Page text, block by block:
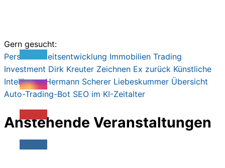
Gern gesucht:
Persönlichkeitsentwicklung Immobilien Trading
Investment Dirk Kreuter Zeichnen Ex zurück Künstliche
Intelligenz Hermann Scherer Liebeskummer Übersicht
Auto-Trading-Bot SEO im KI-Zeitalter
Anstehende Veranstaltungen